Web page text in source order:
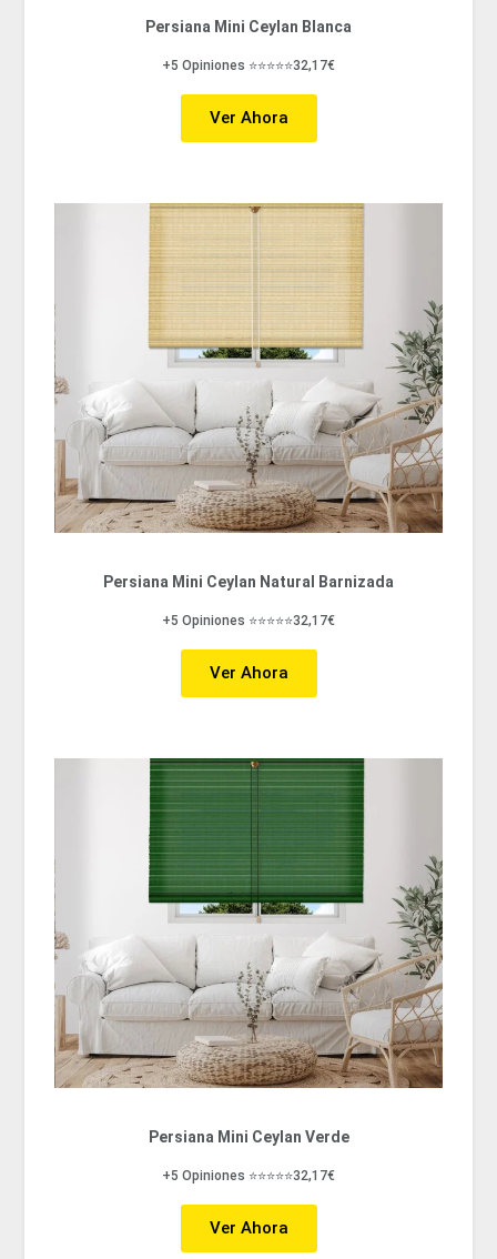
Persiana Mini Ceylan Blanca
+5 Opiniones ⭐⭐⭐⭐⭐32,17€
Ver Ahora
Persiana Mini Ceylan Natural Barnizada
+5 Opiniones ⭐⭐⭐⭐⭐32,17€
Ver Ahora
Persiana Mini Ceylan Verde
+5 Opiniones ⭐⭐⭐⭐⭐32,17€
Ver Ahora